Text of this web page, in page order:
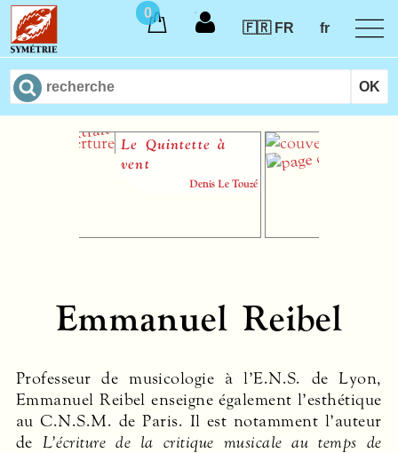
0
🇫🇷 FR
fr
Le Quintette à
Denis Le Touzé
Emmanuel Reibel
Professeur de musicologie à l’E.N.S. de Lyon,
Emmanuel Reibel enseigne également l’esthétique
au C.N.S.M. de Paris. Il est notamment l’auteur
deL’écriture de la critique musicale au temps de